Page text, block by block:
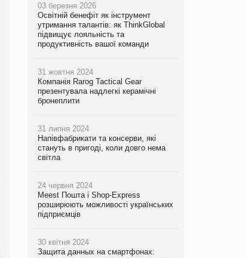
03 березня 2026
Освітній бенефіт як інструмент
утримання талантів: як ThinkGlobal
підвищує лояльність та
продуктивність вашої команди
31 жовтня 2024
Компанія Rarog Tactical Gear
презентувала надлегкі керамічні
бронеплити
31 липня 2024
Напівфабрикати та консерви, які
стануть в пригоді, коли довго нема
світла
24 червня 2024
Meest Пошта і Shop-Express
розширюють можливості українських
підприємців
30 квітня 2024
Защита данных на смартфонах: